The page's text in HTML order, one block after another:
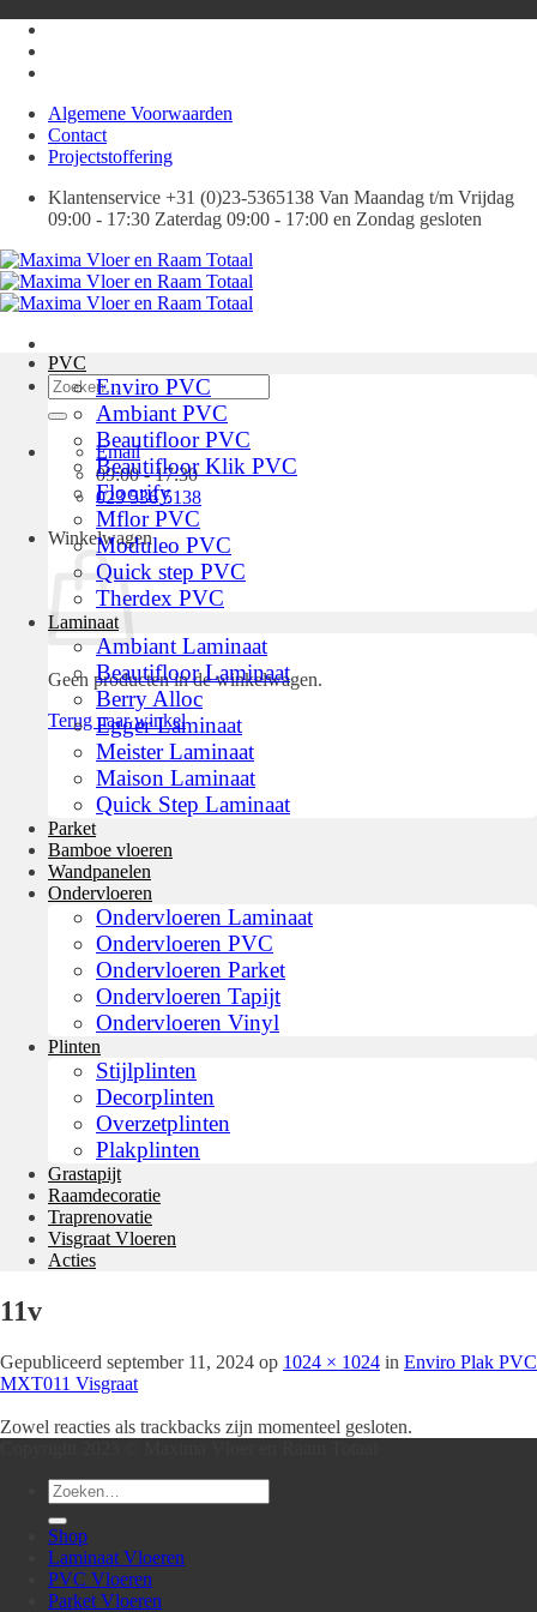
naar
inhoud
Algemene Voorwaarden
Contact
Projectstoffering
Klantenservice +31 (0)23-5365138 Van Maandag t/m Vrijdag
09:00 - 17:30 Zaterdag 09:00 - 17:00 en Zondag gesloten
Zoeken
naar:
Email
09:00 - 17:30
023 536 5138
Winkelwagen
Geen producten in de winkelwagen.
Terug naar winkel
PVC
Enviro PVC
Ambiant PVC
Beautifloor PVC
Beautifloor Klik PVC
Floorify
Mflor PVC
Moduleo PVC
Quick step PVC
Therdex PVC
Laminaat
Ambiant Laminaat
Beautifloor Laminaat
Berry Alloc
Egger Laminaat
Meister Laminaat
Maison Laminaat
Quick Step Laminaat
Parket
Bamboe vloeren
Wandpanelen
Ondervloeren
Ondervloeren Laminaat
Ondervloeren PVC
Ondervloeren Parket
Ondervloeren Tapijt
Ondervloeren Vinyl
Plinten
Stijlplinten
Decorplinten
Overzetplinten
Plakplinten
Grastapijt
Raamdecoratie
Traprenovatie
Visgraat Vloeren
Acties
11v
Gepubliceerd september 11, 2024 op 1024 × 1024 in Enviro Plak PVC
MXT011 Visgraat
Zowel reacties als trackbacks zijn momenteel gesloten.
Zoeken
naar:
Shop
Laminaat Vloeren
PVC Vloeren
Parket Vloeren